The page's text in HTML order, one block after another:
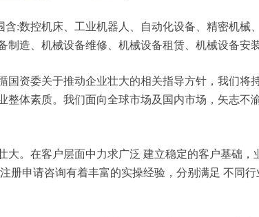
:数控机床、工业机器人、自动化设备、精密机械
造、机械设备维修、机械设备租赁、机械设备安
资委关于推动企业壮大的相关指导方针，我们将
体素质。我们面向全球市场及国内市场，矢志不
。在客户层面中力求广泛 建立稳定的客户基础，
申请咨询有着丰富的实操经验，分别满足 不同